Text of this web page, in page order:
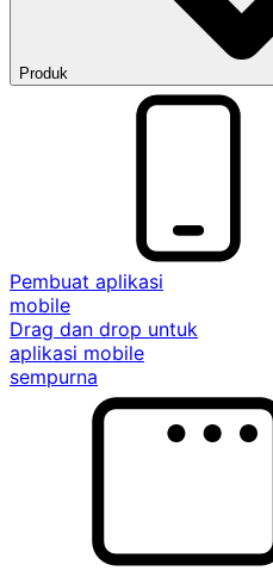
Produk
Pembuat aplikasi
mobile
Drag dan drop untuk
aplikasi mobile
sempurna